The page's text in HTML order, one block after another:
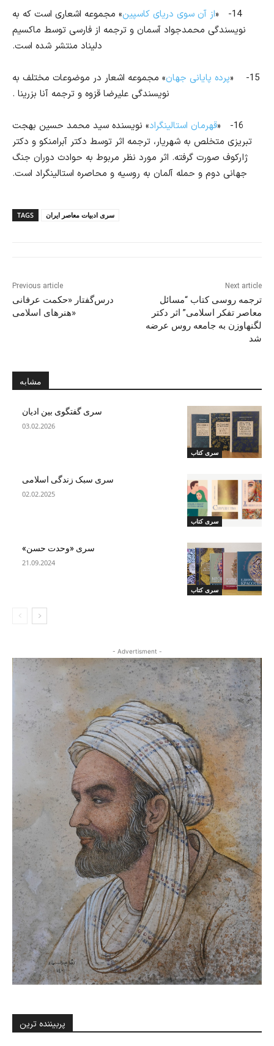
14-
«از آن سوی دریای کاسپین» مجموعه اشعاری است که به
نویسندگی محمدجواد آسمان و ترجمه از فارسی توسط ماکسیم
دلیناد منتشر شده است.
15-
«پرده پایانی جهان» مجموعه اشعار در موضوعات مختلف به
نویسندگی علیرضا قزوه و ترجمه آنا بزرینا .
16-
«قهرمان استالینگراد» نویسنده سید محمد حسین بهجت
تبریزی متخلص به شهریار، ترجمه اثر توسط دکتر آبرامنکو و دکتر
ژارکوف صورت گرفته. اثر مورد نظر مربوط به حوادث دوران جنگ
جهانی دوم و حمله آلمان به روسیه و محاصره استالینگراد است.
TAGS سری ادبیات معاصر ایران
Previous article
درس‌گفتار «حکمت عرفانی
هنرهای اسلامی»
Next article
ترجمه روسی کتاب “مسائل
معاصر تفکر اسلامی” اثر دکتر
لگنهاوزن به جامعه روس عرضه
شد
مشابه
سری کتاب
سری گفتگوی بین ادیان
03.02.2026
سری کتاب
سری سبک زندگی اسلامی
02.02.2025
سری کتاب
سری «وحدت حسن»
21.09.2024
- Advertisment -
پربیننده ترین